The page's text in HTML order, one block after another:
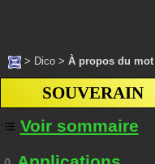
> Dico > À propos du mot
SOUVERAIN
Voir sommaire